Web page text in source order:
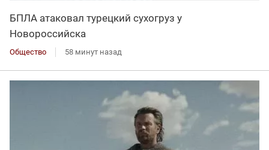
БПЛА атаковал турецкий сухогруз у
Новороссийска
Общество 58 минут назад